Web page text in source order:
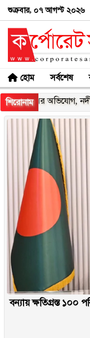
শুক্রবার, ০৭ আগস্ট ২০২৬
হোম সর্বশেষ
শিরোনাম
নদীরকূলে এলাকাবাসীর
বন্যায় ক্ষতিগ্রস্ত ১০০